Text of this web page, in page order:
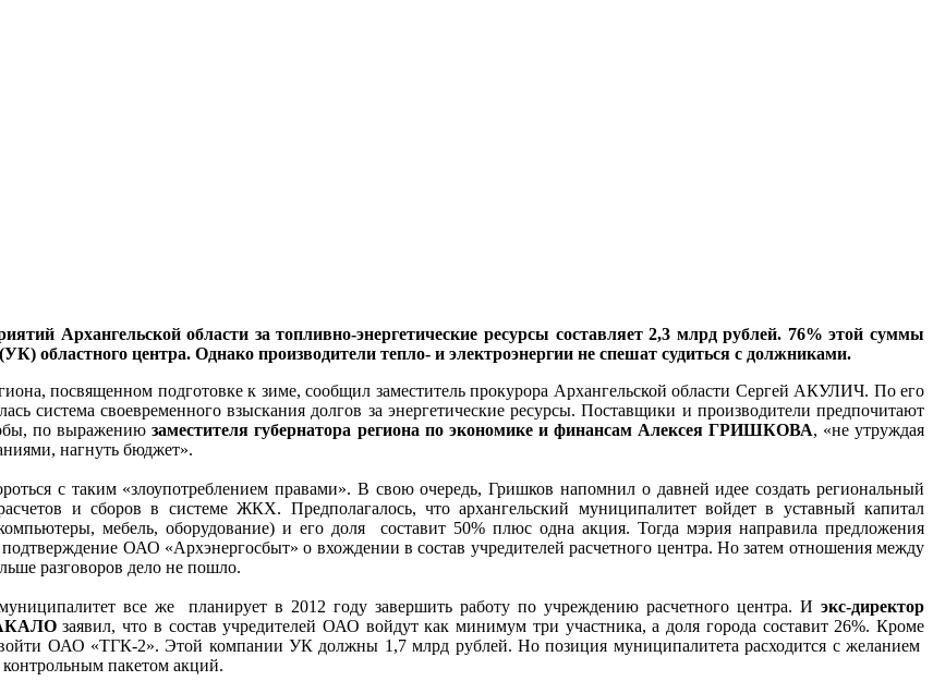
Архангельской области за топливно-энергетические ресурсы составляет 2,3 млрд рублей. 76% этой суммы
областного центра. Однако производители тепло- и электроэнергии не спешат судиться с должниками.
посвященном подготовке к зиме, сообщил заместитель прокурора Архангельской области Сергей АКУЛИЧ. По его
система своевременного взыскания долгов за энергетические ресурсы. Поставщики и производители предпочитают
по выражениюзаместителя губернатора региона по экономике и финансам Алексея ГРИШКОВА, «не утруждая
нагнуть бюджет».
с таким «злоупотреблением правами». В свою очередь, Гришков напомнил о давней идее создать региональный
и сборов в системе ЖКХ. Предполагалось, что архангельский муниципалитет войдет в уставный капитал
мебель, оборудование) и его доля составит 50% плюс одна акция. Тогда мэрия направила предложения
ОАО «Архэнергосбыт» о вхождении в состав учредителей расчетного центра. Но затем отношения между
разговоров дело не пошло.
все же планирует в 2012 году завершить работу по учреждению расчетного центра. И экс-директор
заявил, что в состав учредителей ОАО войдут как минимум три участника, а доля города составит 26%. Кроме
ОАО «ТГК-2». Этой компании УК должны 1,7 млрд рублей. Но позиция муниципалитета расходится с желанием
контрольным пакетом акций.